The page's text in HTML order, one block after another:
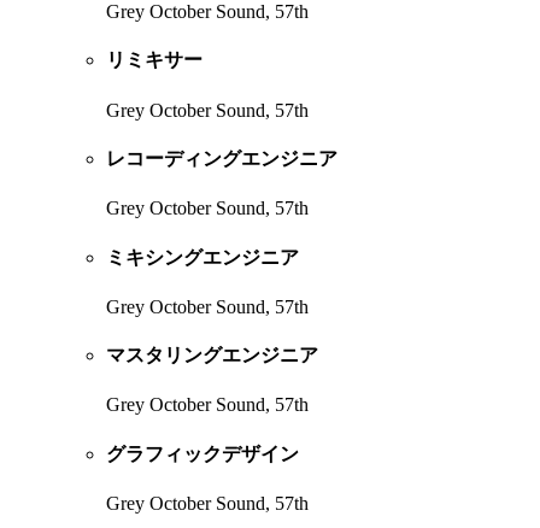
Grey October Sound, 57th
リミキサー
Grey October Sound, 57th
レコーディングエンジニア
Grey October Sound, 57th
ミキシングエンジニア
Grey October Sound, 57th
マスタリングエンジニア
Grey October Sound, 57th
グラフィックデザイン
Grey October Sound, 57th